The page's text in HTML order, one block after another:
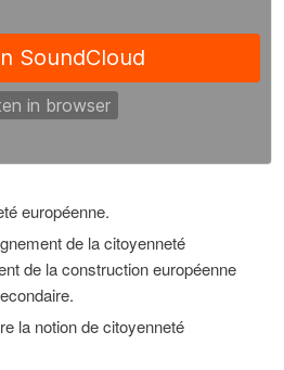
européenne.
de la citoyenneté
de la construction européenne
la notion de citoyenneté